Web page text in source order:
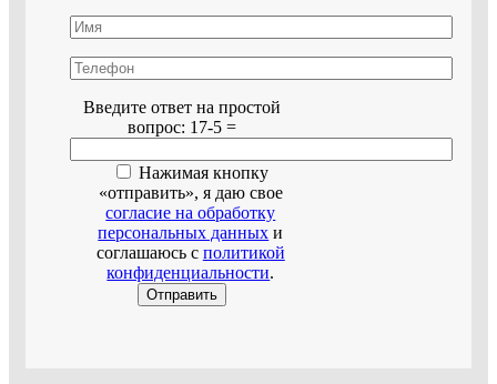
Введите ответ на простой
вопрос: 17-5 =
Нажимая кнопку
«отправить», я даю свое
согласие на обработку
персональных данных и
соглашаюсь с политикой
конфиденциальности.